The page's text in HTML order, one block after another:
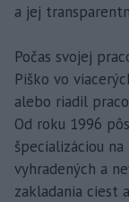
a jej
Počas svojej
Piško vo
alebo riadil
Od roku 1996
špecializáciou
vyhradených a
zakladania ciest